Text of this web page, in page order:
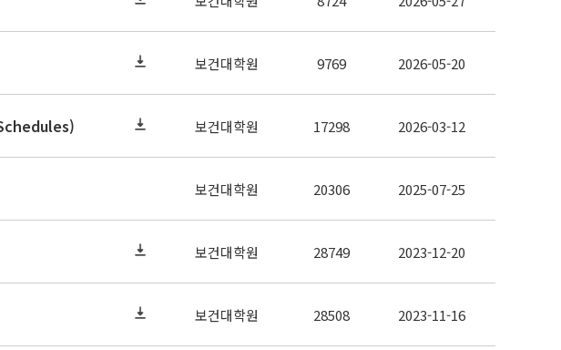
보건대학원 9769 2026-05-20
보건대학원 17298 2026-03-12
보건대학원 20306 2025-07-25
보건대학원 28749 2023-12-20
보건대학원 28508 2023-11-16